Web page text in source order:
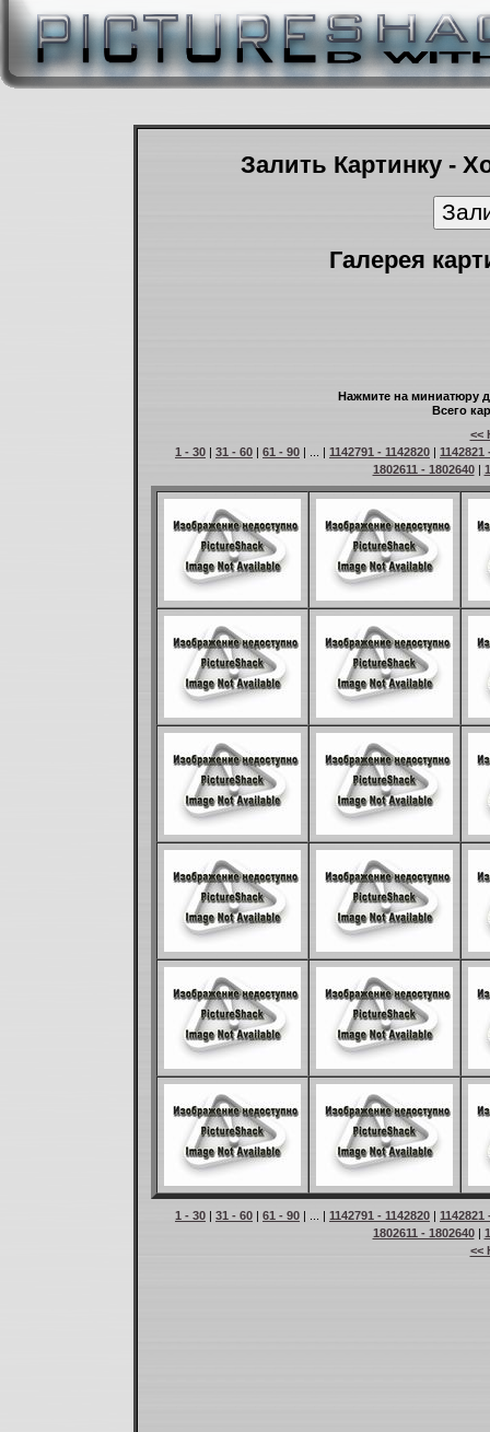
Залить Картинку -
Галерея
Нажмите на миниатюру
Всего
<<
1 - 30 | 31 - 60 | 61 - 90 | ... | 1142791 - 1142820 | 1142821
1802611 - 1802640|
1 - 30 | 31 - 60 | 61 - 90 | ... | 1142791 - 1142820 | 1142821
1802611 - 1802640|
<<